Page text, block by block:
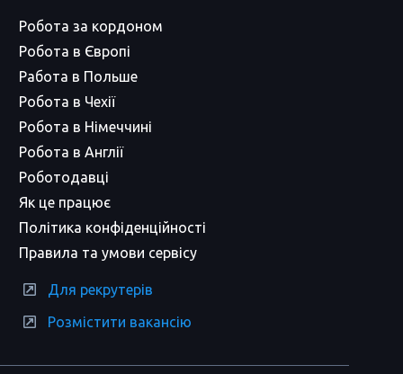
Робота за кордоном
Робота в Європі
Работа в Польше
Робота в Чехії
Робота в Німеччині
Робота в Англії
Роботодавці
Як це працює
Політика конфіденційності
Правила та умови сервісу
Для рекрутерів
Розмістити вакансію